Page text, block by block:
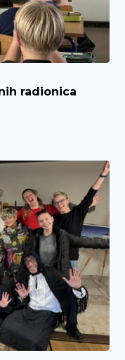
radionica